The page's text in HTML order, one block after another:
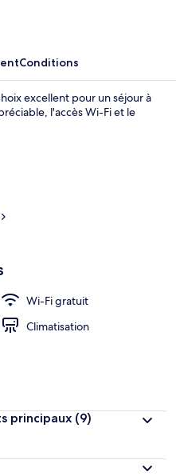
Conditions
excellent pour un séjour à
l'accès Wi-Fi et le
Wi-Fi gratuit
Climatisation
principaux (9)